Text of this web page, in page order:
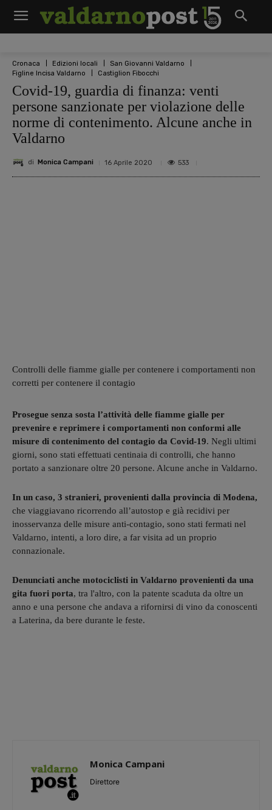
Cronaca Edizioni locali
San Giovanni Valdarno
Figline Incisa Valdarno
Castiglion Fibocchi
Covid-19, guardia di finanza: venti
persone sanzionate per violazione delle
norme di contenimento. Alcune anche in
Valdarno
di Monica Campani 16 Aprile 2020 533
Controlli delle fiamme gialle per contenere i comportamenti non
corretti per contenere il contagio
Prosegue senza sosta l’attività delle fiamme gialle per
prevenire e reprimere i comportamenti non conformi alle
misure di contenimento del contagio da Covid-19. Negli ultimi
giorni, sono stati effettuati centinaia di controlli, che hanno
portato a sanzionare oltre 20 persone. Alcune anche in Valdarno.
In un caso, 3 stranieri, provenienti dalla provincia di Modena,
che viaggiavano ricorrendo all’autostop e già recidivi per
inosservanza delle misure anti-contagio, sono stati fermati nel
Valdarno, intenti, a loro dire, a far visita ad un proprio
connazionale.
Denunciati anche motociclisti in Valdarno provenienti da una
gita fuori porta, tra l'altro, con la patente scaduta da oltre un
anno e una persone che andava a rifornirsi di vino da conoscenti
a Laterina, da bere durante le feste.
Monica Campani
Direttore